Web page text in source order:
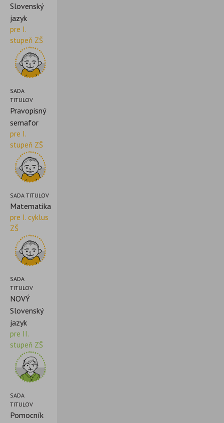
Slovenský
jazyk
pre I.
stupeň ZŠ
SADA
TITULOV
Pravopisný
semafor
pre I.
stupeň ZŠ
SADA TITULOV
Matematika
pre I. cyklus
ZŠ
SADA
TITULOV
NOVÝ
Slovenský
jazyk
pre II.
stupeň ZŠ
SADA
TITULOV
Pomocník